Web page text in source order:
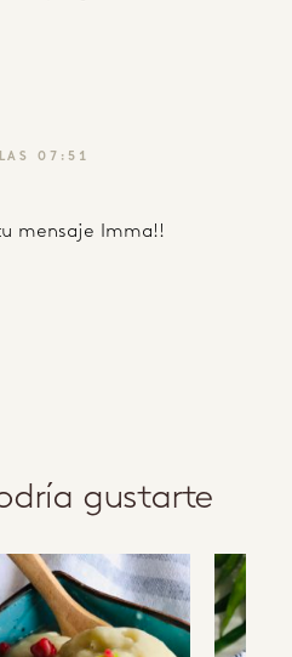
07:51
mensaje Imma!!
gustarte